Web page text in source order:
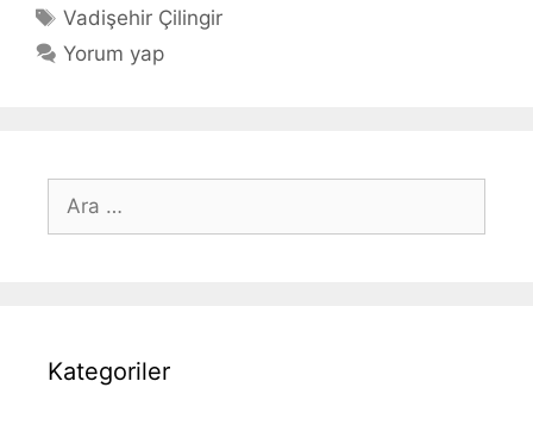
Etiketler
Vadişehir Çilingir
Yorum yap
için
Kategoriler